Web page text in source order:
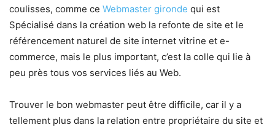
coulisses, comme ce Webmaster gironde qui est
Spécialisé dans la création web la refonte de site et le
référencement naturel de site internet vitrine et e-
commerce, mais le plus important, c’est la colle qui lie à
peu près tous vos services liés au Web.
Trouver le bon webmaster peut être difficile, car il y a
tellement plus dans la relation entre propriétaire du site et